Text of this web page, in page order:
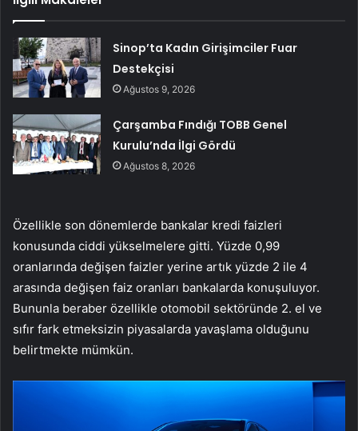
Sinop’ta Kadın Girişimciler Fuar
Destekçisi
Ağustos 9, 2026
Çarşamba Fındığı TOBB Genel
Kurulu’nda İlgi Gördü
Ağustos 8, 2026
Özellikle son dönemlerde bankalar kredi faizleri
konusunda ciddi yükselmelere gitti. Yüzde 0,99
oranlarında değişen faizler yerine artık yüzde 2 ile 4
arasında değişen faiz oranları bankalarda konuşuluyor.
Bununla beraber özellikle otomobil sektöründe 2. el ve
sıfır fark etmeksizin piyasalarda yavaşlama olduğunu
belirtmekte mümkün.